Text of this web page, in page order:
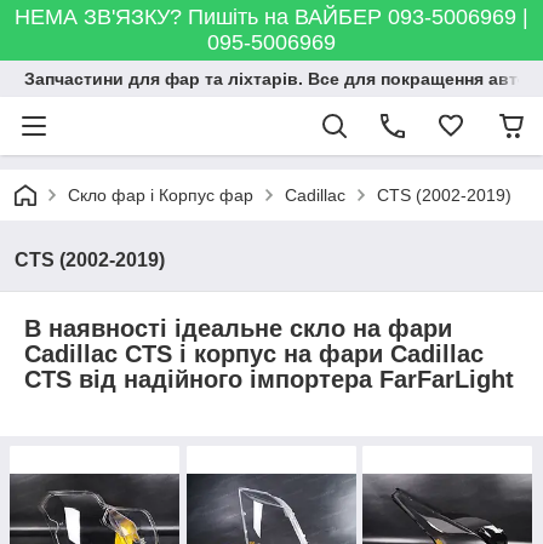
НЕМА ЗВ'ЯЗКУ? Пишіть на ВАЙБЕР 093-5006969 |
095-5006969
Запчастини для фар та ліхтарів. Все для покращення
Скло фар і Корпус фар Cadillac CTS (2002-2019)
CTS (2002-2019)
В наявності ідеальне скло на фари
Cadillac CTS і корпус на фари Cadillac
CTS від надійного імпортера FarFarLight